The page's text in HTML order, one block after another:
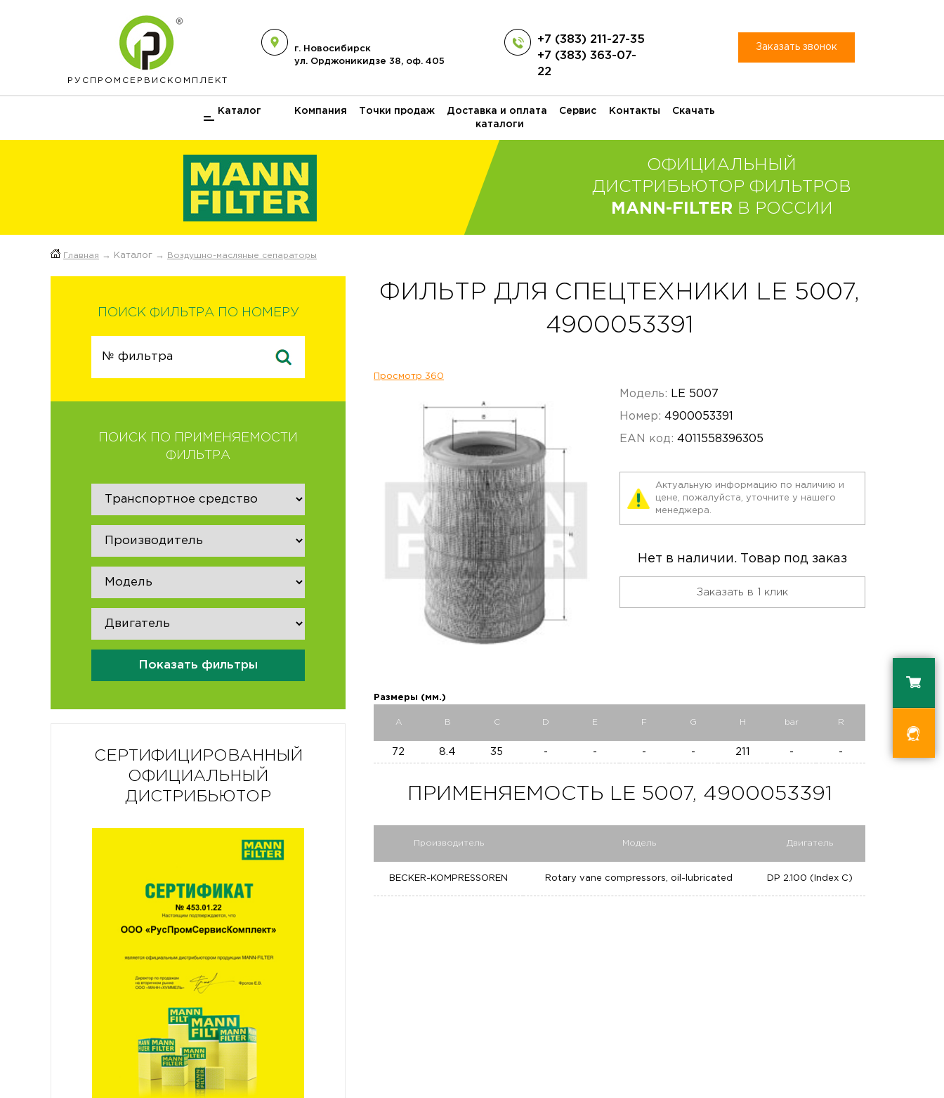
РУСПРОМ СЕРВИСКОМПЛЕКТ
г. Новосибирск
ул. Орджоникидзе 38, оф. 405
+7 (383) 211-27-35
+7 (383) 363-07-
22
Заказать звонок
Каталог Компания Точки продаж Доставка и оплата Сервис Контакты
Скачать
каталоги
ОФИЦИАЛЬНЫЙ
ДИСТРИБЬЮТОР ФИЛЬТРОВ
MANN-FILTER В РОССИИ
Главная → Каталог → Воздушно-масляные сепараторы
ПОИСК ФИЛЬТРА ПО НОМЕРУ
ПОИСК ПО ПРИМЕНЯЕМОСТИ
ФИЛЬТРА
Показать фильтры
СЕРТИФИЦИРОВАННЫЙ
ОФИЦИАЛЬНЫЙ
ДИСТРИБЬЮТОР
ФИЛЬТР ДЛЯ СПЕЦТЕХНИКИ LE 5007,
4900053391
Просмотр 360
Модель: LE 5007
Номер: 4900053391
EAN код: 4011558396305
Актуальную информацию по наличию и
цене, пожалуйста, уточните у нашего
менеджера.
Нет в наличии. Товар под заказ
Заказать в 1 клик
Размеры (мм.)
A B C D E F G H bar R
72 8.4 35 - - - - 211 - -
ПРИМЕНЯЕМОСТЬ LE 5007, 4900053391
Производитель Модель Двигатель
BECKER-KOMPRESSOREN Rotary vane compressors, oil-lubricated DP 2.100 (Index C)